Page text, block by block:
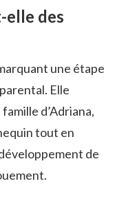
elle des
une étape
Elle
d’Adriana,
tout en
de